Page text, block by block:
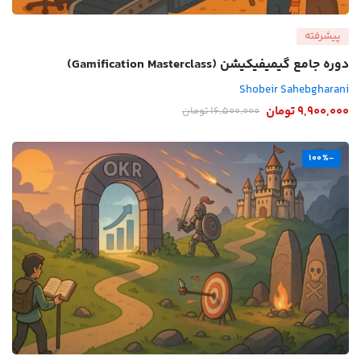
پیشرفته
دوره جامع گیمیفیکیشن (Gamification Masterclass)
Shobeir Sahebgharani
9,900,000تومان 16,500,000تومان
-100%